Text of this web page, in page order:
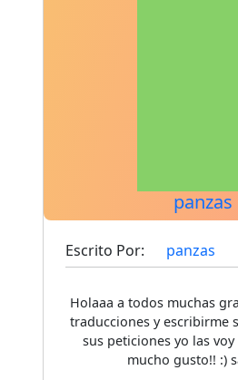
panzas
Escrito Por: panzas
Holaaa a todos muchas
traducciones y escribirme
sus peticiones yo las
mucho gusto!! :)